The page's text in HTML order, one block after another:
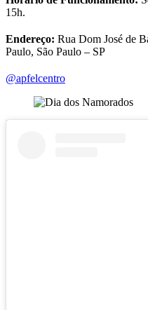
15h.
Endereço: Rua Dom José de
Paulo, São Paulo – SP
@apfelcentro